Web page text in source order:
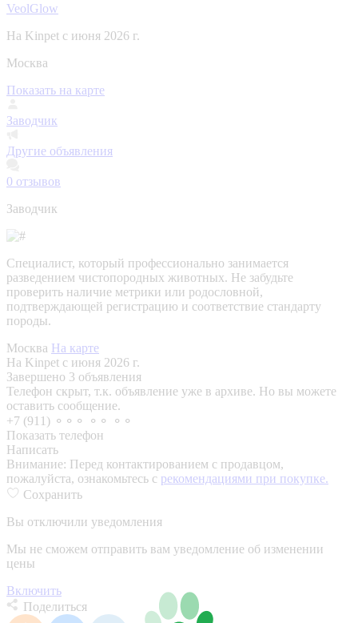
VeolGlow
На Kinpet c июня 2026 г.
Москва
Показать на карте
Заводчик
Другие объявления
0 отзывов
Заводчик
Специалист, который профессионально занимается
разведением чистопородных животных. Не забудьте
проверить наличие метрики или родословной,
подтверждающей регистрацию и соответствие стандарту
породы.
Москва На карте
На Kinpet c июня 2026 г.
Завершено 3 объявления
Телефон скрыт, т.к. объявление уже в архиве. Но вы можете
оставить сообщение.
+7 (911) ⚬⚬⚬ ⚬⚬ ⚬⚬
Показать телефон
Написать
Внимание: Перед контактированием с продавцом,
пожалуйста, ознакомьтесь с рекомендациями при покупке.
Сохранить
Вы отключили уведомления
Мы не сможем отправить вам уведомление об изменении
цены
Включить
Поделиться